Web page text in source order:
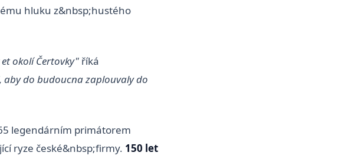
hluku z&nbsp;hustého
okolí Čertovky" říká
aby do budoucna zaplouvaly do
legendárním primátorem
ryze české&nbsp;firmy. 150 let